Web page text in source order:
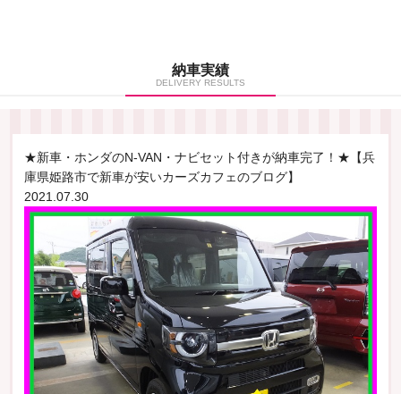
納車実績
DELIVERY RESULTS
★新車・ホンダのN-VAN・ナビセット付きが納車完了！★【兵
庫県姫路市で新車が安いカーズカフェのブログ】
2021.07.30